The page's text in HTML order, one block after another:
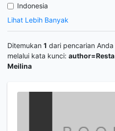
Indonesia
Lihat Lebih Banyak
Ditemukan 1 dari pencarian Anda
melalui kata kunci: author=Resta
Meilina